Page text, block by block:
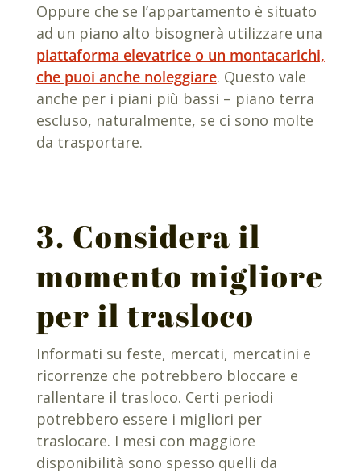
Oppure che se l’appartamento è situato
ad un piano alto bisognerà utilizzare una
piattaforma elevatrice o un montacarichi,
che puoi anche noleggiare. Questo vale
anche per i piani più bassi – piano terra
escluso, naturalmente, se ci sono molte
da trasportare.
3. Considera il
momento migliore
per il trasloco
Informati su feste, mercati, mercatini e
ricorrenze che potrebbero bloccare e
rallentare il trasloco. Certi periodi
potrebbero essere i migliori per
traslocare. I mesi con maggiore
disponibilità sono spesso quelli da